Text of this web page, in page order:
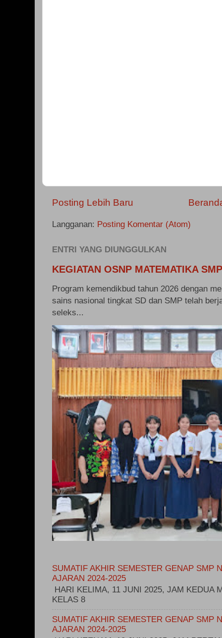
Posting Lebih Baru
Langganan: Posting Komentar (Atom)
ENTRI YANG DIUNGGULKAN
KEGIATAN OSNP MATEMATIKA
Program kemendikbud tahun 2026 dengan
sains nasional tingkat SD dan SMP telah
seleks...
SUMATIF AKHIR SEMESTER GENAP SMP
AJARAN 2024-2025
HARI KELIMA, 11 JUNI 2025, JAM KEDUA
KELAS 8
SUMATIF AKHIR SEMESTER GENAP SMP
AJARAN 2024-2025